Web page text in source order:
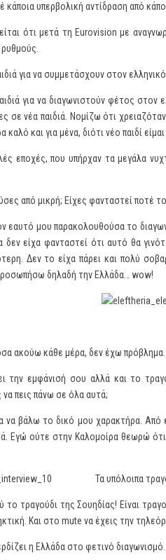
κάποια υπερβολική αντίδραση από
ότι μετά τη Eurovision με
για να συμμετάσχουν στον
για να διαγωνιστούν φέτος
σε νέα παιδιά. Νομίζω ότι
καλό και για μένα, διότι νέο παιδί
εποχές, που υπήρχαν τα μεγάλα
από μικρή; Είχες φανταστεί ποτέ
εαυτό μου παρακολουθούσα το
δεν είχα φανταστεί ότι αυτό θα
Δεν το είχα πάρει και πολύ
δηλαδή την Ελλάδα… wow!
ακούω κάθε μέρα, δεν έχω
την εμφάνισή σου αλλά και το
να πεις πάνω σε όλα αυτά;
να βάλω το δικό μου χαρακτήρα. Από
Εγώ ούτε στην Καλομοίρα θεωρώ
Τα υπόλοιπα
το τραγούδι της Σουηδίας! Είναι
Και στο mute να έχεις την
η Ελλάδα στο φετινό διαγωνισμό.